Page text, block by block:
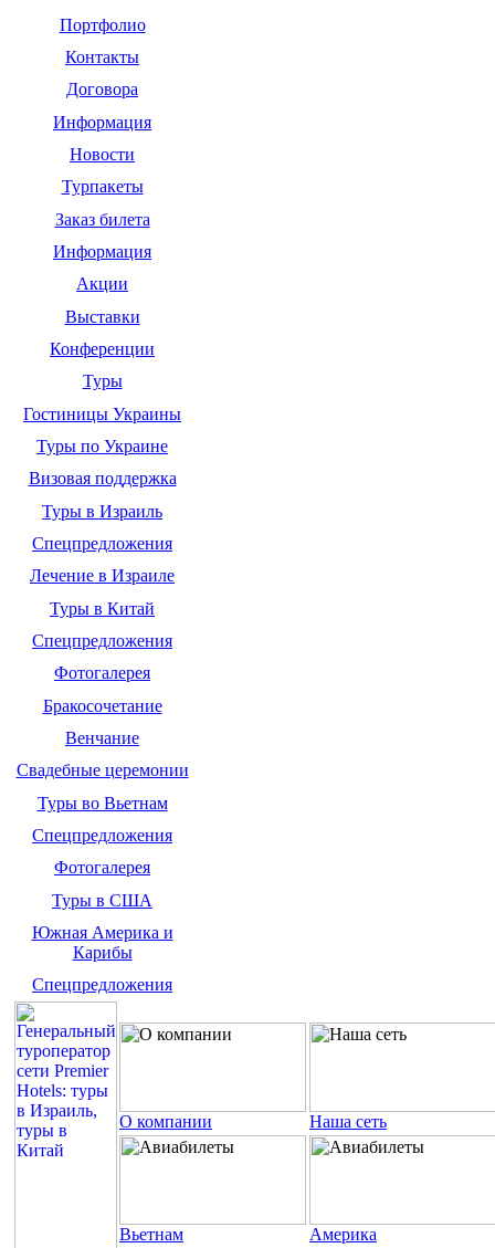
Портфолио
Контакты
Договора
Информация
Новости
Турпакеты
Заказ билета
Информация
Акции
Выставки
Конференции
Туры
Гостиницы Украины
Туры по Украине
Визовая поддержка
Туры в Израиль
Спецпредложения
Лечение в Израиле
Туры в Китай
Спецпредложения
Фотогалерея
Бракосочетание
Венчание
Свадебные церемонии
Туры во Вьетнам
Спецпредложения
Фотогалерея
Туры в США
Южная Америка и
Карибы
Спецпредложения
О компании Наша сеть
Вьетнам Америка